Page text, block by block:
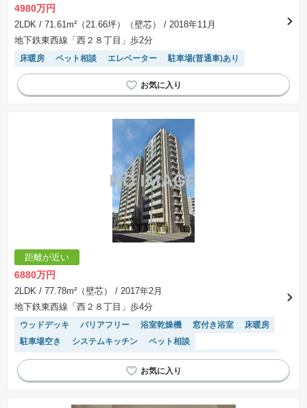
4980万円
2LDK / 71.61m²（21.66坪）（壁芯）
/ 2018年11月
地下鉄東西線「西２８丁目」歩2分
床暖房 ペット相談 エレベーター 駐車場(普通車)あり
距離が近い
6880万円
2LDK / 77.78m²（壁芯）
/ 2017年2月
地下鉄東西線「西２８丁目」歩4分
ウッドデッキ バリアフリー 浴室乾燥機 窓付き浴室
床暖房
駐車場空き
システムキッチン
ペット相談
駐輪場・バイク置き場
対面キッチン
モニター付きインターホン
エレベーター
温水洗浄便座
閑静な住宅地